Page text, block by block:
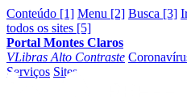
Conteúdo [1] Menu [2] Busca [3]
todos os sites [5]
Portal Montes Claros
VLibras Alto Contraste
Serviços Sites